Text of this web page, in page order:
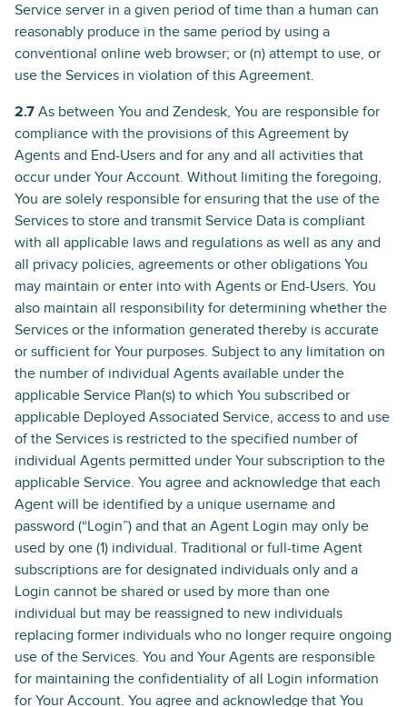
Service server in a given period of time than a human can
reasonably produce in the same period by using a
conventional online web browser; or (n) attempt to use, or
use the Services in violation of this Agreement.
2.7 As between You and Zendesk, You are responsible for
compliance with the provisions of this Agreement by
Agents and End-Users and for any and all activities that
occur under Your Account. Without limiting the foregoing,
You are solely responsible for ensuring that the use of the
Services to store and transmit Service Data is compliant
with all applicable laws and regulations as well as any and
all privacy policies, agreements or other obligations You
may maintain or enter into with Agents or End-Users. You
also maintain all responsibility for determining whether the
Services or the information generated thereby is accurate
or sufficient for Your purposes. Subject to any limitation on
the number of individual Agents available under the
applicable Service Plan(s) to which You subscribed or
applicable Deployed Associated Service, access to and use
of the Services is restricted to the specified number of
individual Agents permitted under Your subscription to the
applicable Service. You agree and acknowledge that each
Agent will be identified by a unique username and
password (“Login”) and that an Agent Login may only be
used by one (1) individual. Traditional or full-time Agent
subscriptions are for designated individuals only and a
Login cannot be shared or used by more than one
individual but may be reassigned to new individuals
replacing former individuals who no longer require ongoing
use of the Services. You and Your Agents are responsible
for maintaining the confidentiality of all Login information
for Your Account. You agree and acknowledge that You